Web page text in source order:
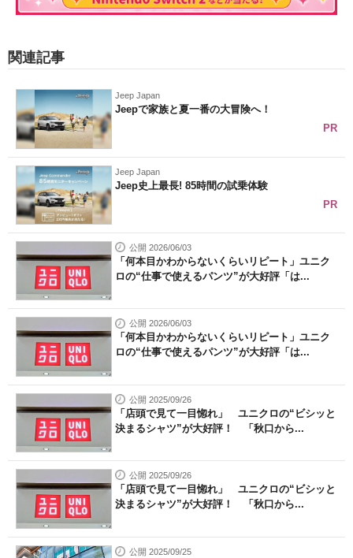
関連記事
Jeep Japan
Jeepで家族と夏一番の大冒険へ！
PR
Jeep Japan
Jeep史上最長! 85時間の試乗体験
PR
公開 2026/06/03
「何本目かわからないくらいリピート」ユニク
ロの“仕事で使えるパンツ”が大好評「は...
公開 2026/06/03
「何本目かわからないくらいリピート」ユニク
ロの“仕事で使えるパンツ”が大好評「は...
公開 2025/09/26
「店頭で見て一目惚れ」 ユニクロの“ビシッと
決まるシャツ”が大好評！ 「秋口から...
公開 2025/09/26
「店頭で見て一目惚れ」 ユニクロの“ビシッと
決まるシャツ”が大好評！ 「秋口から...
公開 2025/09/25